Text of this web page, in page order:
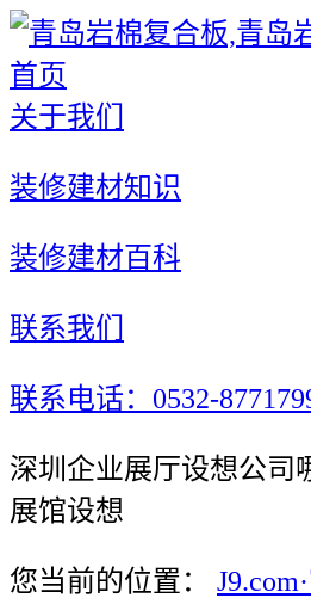
首页
关于我们
装修建材知识
装修建材百科
联系我们
联系电话：0532-
深圳企业展厅设想公司
展馆设想
您当前的位置：